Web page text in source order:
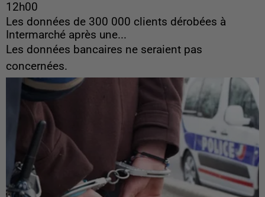
12h00
Les données de 300 000 clients dérobées à
Intermarché après une...
Les données bancaires ne seraient pas
concernées.